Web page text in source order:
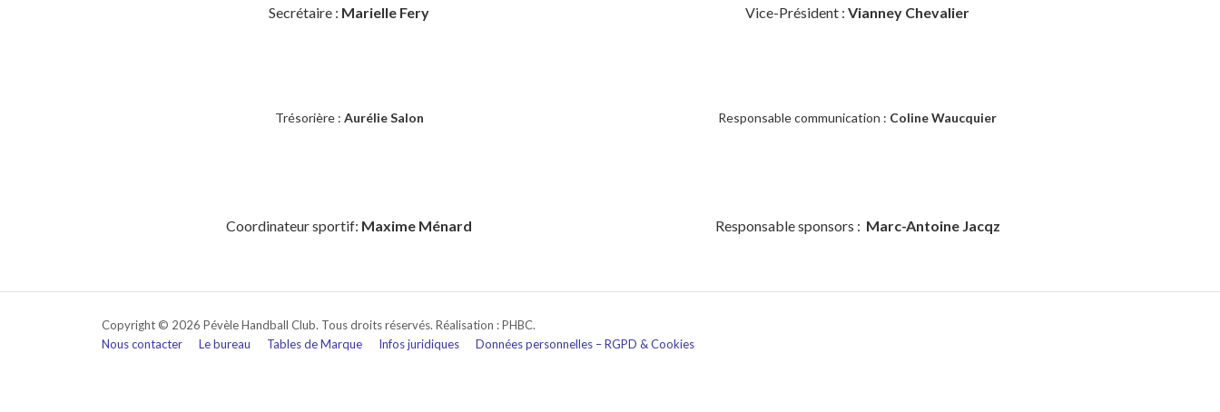
Secrétaire : Marielle Fery Vice-Président : Vianney Chevalier
Trésorière : Aurélie Salon Responsable communication : Coline Waucquier
Coordinateur sportif: Maxime Ménard Responsable sponsors : Marc-Antoine Jacqz
Copyright © 2026 Pévèle Handball Club. Tous droits réservés. Réalisation : PHBC.
Nous contacter
Le bureau Tables de Marque Infos juridiques Données personnelles – RGPD & Cookies